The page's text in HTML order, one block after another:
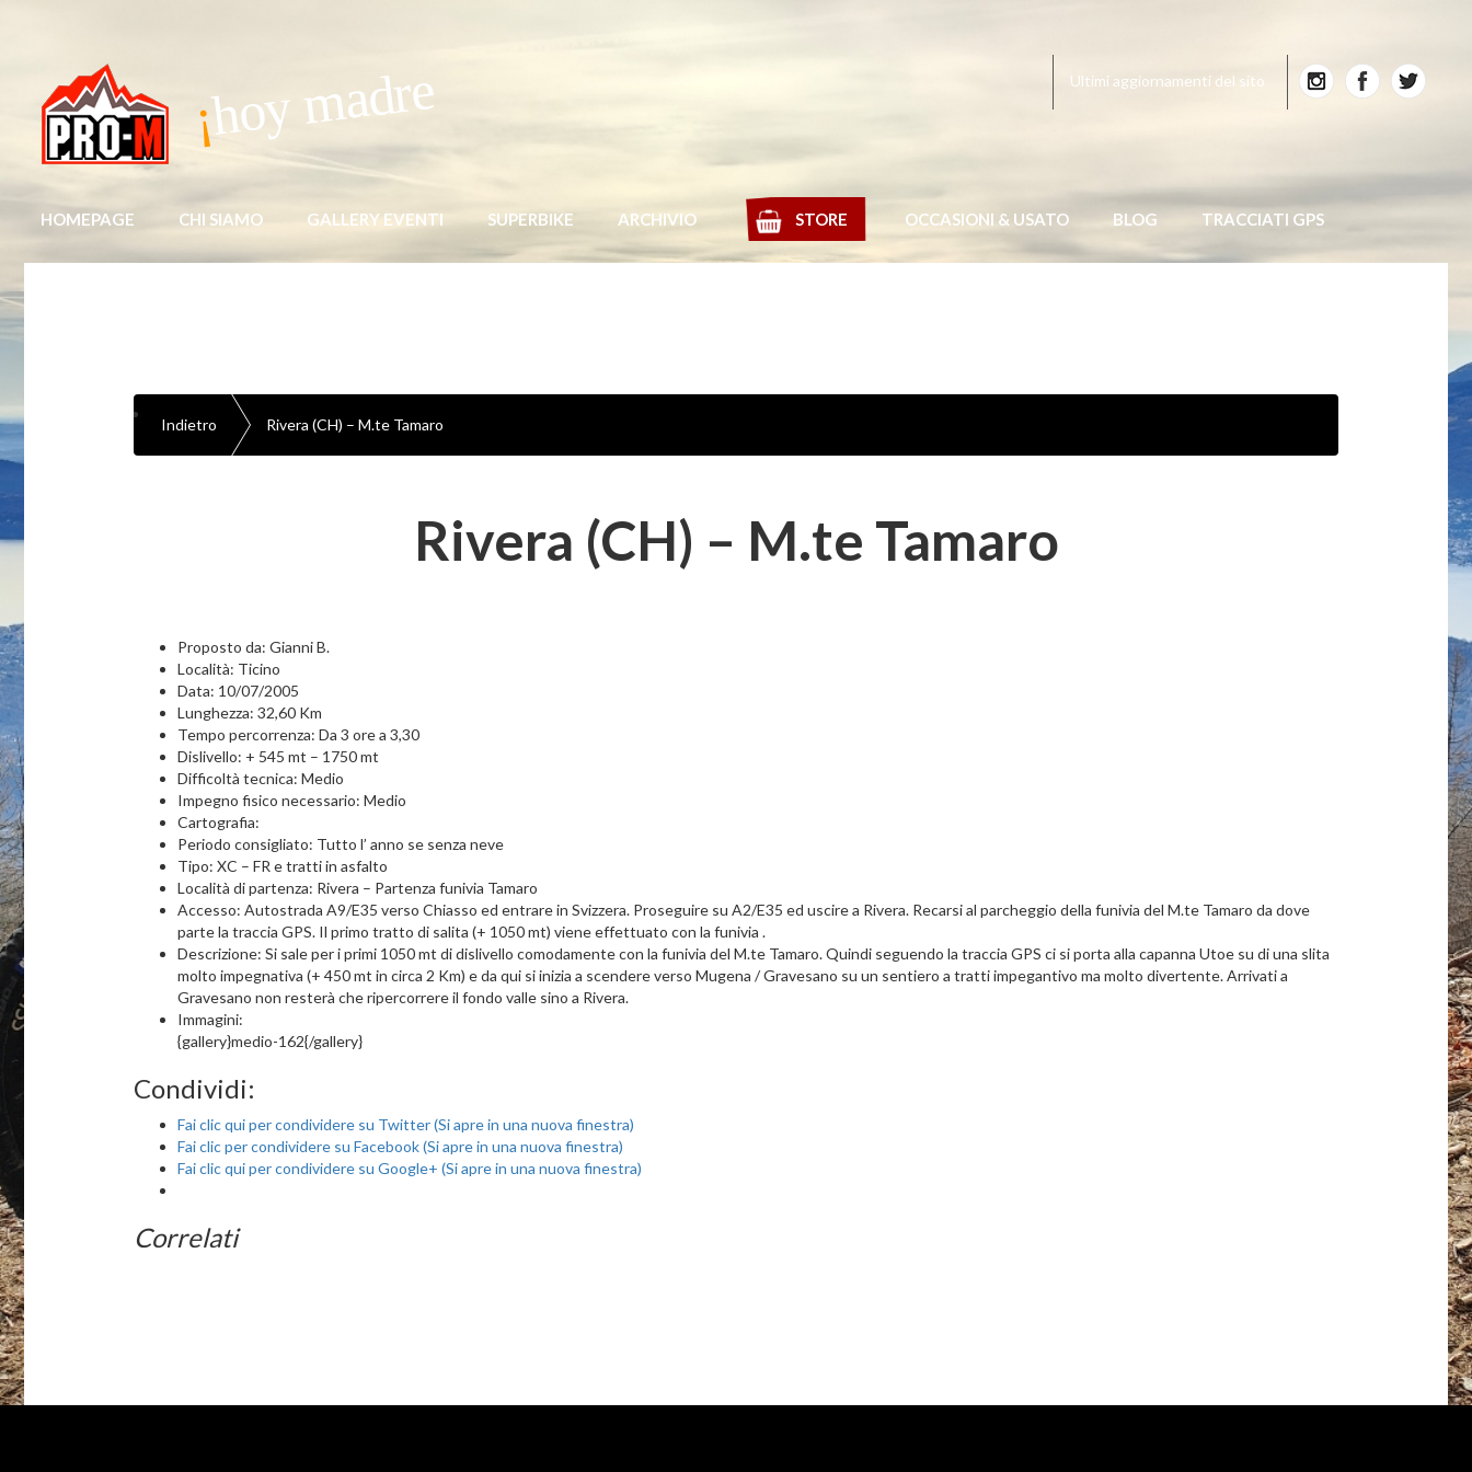
hoy madre Ultimi aggiornamenti del sito
HOMEPAGE CHI SIAMO GALLERY EVENTI SUPERBIKE ARCHIVIO STORE OCCASIONI & USATO BLOG TRACCIATI GPS
Indietro Rivera (CH) – M.te Tamaro
Rivera (CH) – M.te Tamaro
Proposto da: Gianni B.
Località: Ticino
Data: 10/07/2005
Lunghezza: 32,60 Km
Tempo percorrenza: Da 3 ore a 3,30
Dislivello: + 545 mt – 1750 mt
Difficoltà tecnica: Medio
Impegno fisico necessario: Medio
Cartografia:
Periodo consigliato: Tutto l’ anno se senza neve
Tipo: XC – FR e tratti in asfalto
Località di partenza: Rivera – Partenza funivia Tamaro
Accesso: Autostrada A9/E35 verso Chiasso ed entrare in Svizzera. Proseguire su A2/E35 ed uscire a Rivera. Recarsi al parcheggio della funivia del M.te Tamaro da dove
parte la traccia GPS. Il primo tratto di salita (+ 1050 mt) viene effettuato con la funivia .
Descrizione: Si sale per i primi 1050 mt di dislivello comodamente con la funivia del M.te Tamaro. Quindi seguendo la traccia GPS ci si porta alla capanna Utoe su di una slita
molto impegnativa (+ 450 mt in circa 2 Km) e da qui si inizia a scendere verso Mugena / Gravesano su un sentiero a tratti impegantivo ma molto divertente. Arrivati a
Gravesano non resterà che ripercorrere il fondo valle sino a Rivera.
Immagini:
{gallery}medio-162{/gallery}
Condividi:
Fai clic qui per condividere su Twitter (Si apre in una nuova finestra)
Fai clic per condividere su Facebook (Si apre in una nuova finestra)
Fai clic qui per condividere su Google+ (Si apre in una nuova finestra)
Correlati